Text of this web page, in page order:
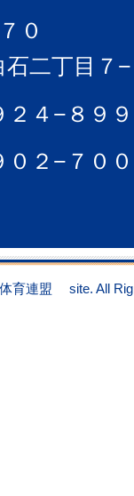
０
石二丁目７
２４−８９
０２−７０
育連盟 site. All